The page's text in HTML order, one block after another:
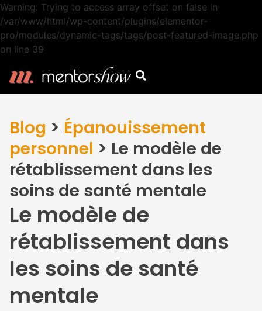
Warning: Trying to access array offset on false in
/var/www/html/wp-content/plugins/elementor-
pro/modules/dynamic-tags/tags/post-featured-image.php
on line 39
Blog > Épanouissement
personnel > Le modèle de
rétablissement dans les
soins de santé mentale
Le modèle de
rétablissement dans
les soins de santé
mentale